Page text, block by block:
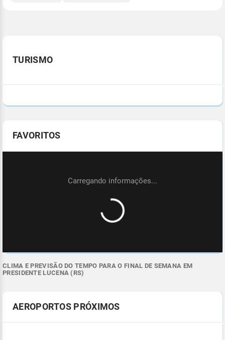
TURISMO
FAVORITOS
CLIMA E PREVISÃO DO TEMPO PARA O FINAL DE SEMANA EM
PRESIDENTE LUCENA (RS)
AEROPORTOS PRÓXIMOS